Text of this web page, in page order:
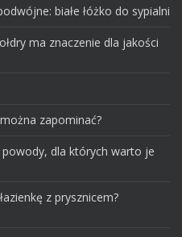
białe łóżko do sypialni
ma znaczenie dla jakości
zapominać?
dla których warto je
z prysznicem?